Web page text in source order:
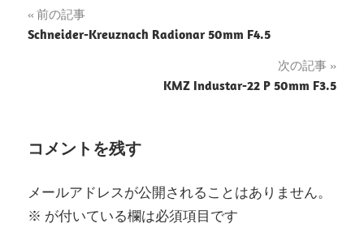
投
稿
ゲ
シ
前の記事
Schneider-Kreuznach Radionar 50mm F4.5
次の記事
KMZ Industar-22 P 50mm F3.5
コメントを残す
メールアドレスが公開されることはありません。
※ が付いている欄は必須項目です